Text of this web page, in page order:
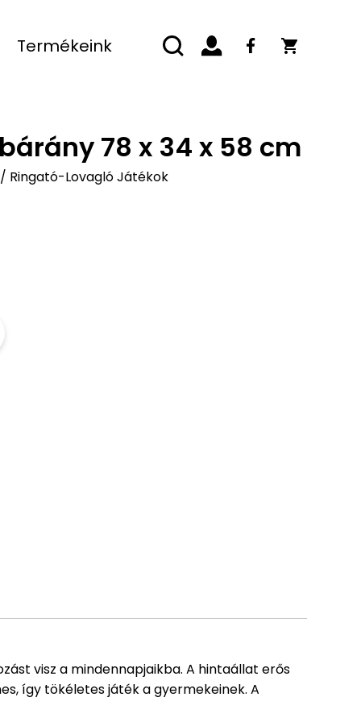
Termékeink
78 x 34 x 58 cm
Ringató-Lovagló Játékok
visz a mindennapjaikba. A hintaállat erős
így tökéletes játék a gyermekeinek. A